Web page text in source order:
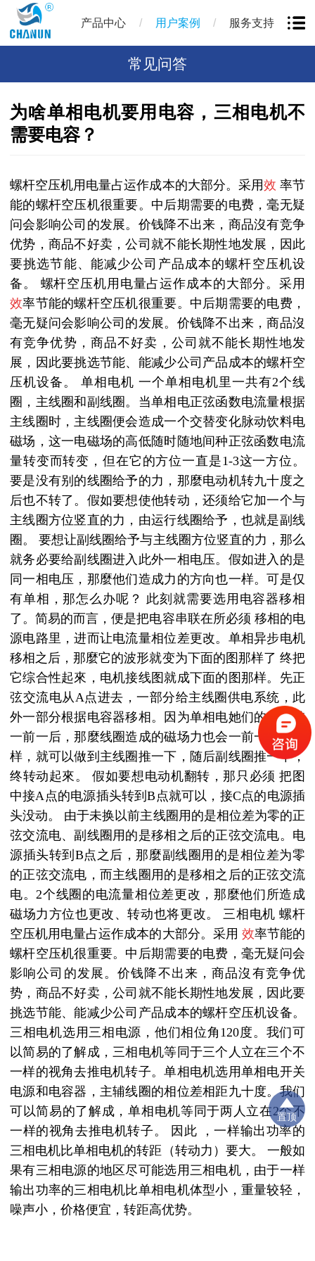
产品中心 / 用户案例 / 服务支持
常见问答
为啥单相电机要用电容，三相电机不
需要电容？
螺杆空压机用电量占运作成本的大部分。采用效 率节
能的螺杆空压机很重要。中后期需要的电费，毫无疑
问会影响公司的发展。价钱降不出来，商品沒有竞争
优势，商品不好卖，公司就不能长期性地发展，因此
要挑选节能、能减少公司产品成本的螺杆空压机设
备。 螺杆空压机用电量占运作成本的大部分。采用
效率节能的螺杆空压机很重要。中后期需要的电费，
毫无疑问会影响公司的发展。价钱降不出来，商品沒
有竞争优势，商品不好卖，公司就不能长期性地发
展，因此要挑选节能、能减少公司产品成本的螺杆空
压机设备。 单相电机 一个单相电机里一共有2个线
圈，主线圈和副线圈。当单相电正弦函数电流量根据
主线圈时，主线圈便会造成一个交替变化脉动饮料电
磁场，这一电磁场的高低随时随地间种正弦函数电流
量转变而转变，但在它的方位一直是1-3这一方位。
要是没有别的线圈给予的力，那麼电动机转九十度之
后也不转了。假如要想使他转动，还须给它加一个与
主线圈方位竖直的力，由运行线圈给予，也就是副线
圈。 要想让副线圈给予与主线圈方位竖直的力，那么
就务必要给副线圈进入此外一相电压。假如进入的是
同一相电压，那麼他们造成力的方向也一样。可是仅
有单相，那怎么办呢？ 此刻就需要选用电容器移相
了。简易的而言，便是把电容串联在所必须 移相的电
源电路里，进而让电流量相位差更改。单相异步电机
移相之后，那麼它的波形就变为下面的图那样了 终把
它综合性起來，电机接线图就成下面的图那样。先正
弦交流电从A点进去，一部分给主线圈供电系统，此
外一部分根据电容器移相。因为单相电她们的相位差
一前一后，那麼线圈造成的磁场力也会一前一后。那
样，就可以做到主线圈推一下，随后副线圈推一下，
终转动起來。 假如要想电动机翻转，那只必须 把图
中接A点的电源插头转到B点就可以，接C点的电源插
头没动。 由于未换以前主线圈用的是相位差为零的正
弦交流电、副线圈用的是移相之后的正弦交流电。电
源插头转到B点之后，那麼副线圈用的是相位差为零
的正弦交流电，而主线圈用的是移相之后的正弦交流
电。2个线圈的电流量相位差更改，那麼他们所造成
磁场力方位也更改、转动也将更改。 三相电机 螺杆
空压机用电量占运作成本的大部分。采用 效率节能的
螺杆空压机很重要。中后期需要的电费，毫无疑问会
影响公司的发展。价钱降不出来，商品沒有竞争优
势，商品不好卖，公司就不能长期性地发展，因此要
挑选节能、能减少公司产品成本的螺杆空压机设备。
三相电机选用三相电源，他们相位角120度。我们可
以简易的了解成，三相电机等同于三个人立在三个不
一样的视角去推电机转子。单相电机选用单相电开关
电源和电容器，主辅线圈的相位差相距九十度。我们
可以简易的了解成，单相电机等同于两人立在2个不
一样的视角去推电机转子。 因此 ，一样输出功率的
三相电机比单相电机的转距（转动力）要大。 一般如
果有三相电源的地区尽可能选用三相电机，由于一样
输出功率的三相电机比单相电机体型小，重量较轻，
噪声小，价格便宜，转距高优势。
置顶